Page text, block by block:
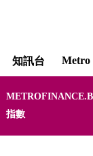
知訊台 Metro
指數